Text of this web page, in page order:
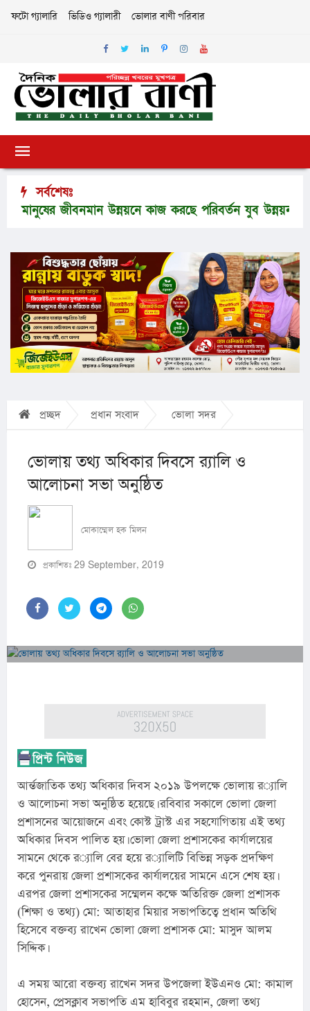
ফটো গ্যালারি ভিডিও গ্যালারী ভোলার বাণী পরিবার
সর্বশেষঃ
জীবনমান উন্নয়নে কাজ করছে পরিবর্তন যুব উন্নয়ন সংস্থা
প্রচ্ছদ প্রধান সংবাদ ভোলা সদর
ভোলায় তথ্য অধিকার দিবসে র‌্যালি ও
আলোচনা সভা অনুষ্ঠিত
মোকাম্মেল হক মিলন
প্রকাশিতঃ 29 September, 2019
আর্ন্তজাতিক তথ্য অধিকার দিবস ২০১৯ উপলক্ষে ভোলায় র‌্যালি
ও আলোচনা সভা অনুষ্ঠিত হয়েছে। রবিবার সকালে ভোলা জেলা
প্রশাসনের আয়োজনে এবং কোস্ট ট্রাস্ট এর সহযোগিতায় এই তথ্য
অধিকার দিবস পালিত হয়। ভোলা জেলা প্রশাসকের কার্যালয়ের
সামনে থেকে র‌্যালি বের হয়ে র‌্যালিটি বিভিন্ন সড়ক প্রদক্ষিণ
করে পুনরায় জেলা প্রশাসকের কার্যালয়ের সামনে এসে শেষ হয়।
এরপর জেলা প্রশাসকের সম্মেলন কক্ষে অতিরিক্ত জেলা প্রশাসক
(শিক্ষা ও তথ্য) মো: আতাহার মিয়ার সভাপতিত্বে প্রধান অতিথি
হিসেবে বক্তব্য রাখেন ভোলা জেলা প্রশাসক মো: মাসুদ আলম
সিদ্দিক।
এ সময় আরো বক্তব্য রাখেন সদর উপজেলা ইউএনও মো: কামাল
হোসেন, প্রেসক্লাব সভাপতি এম হাবিবুর রহমান, জেলা তথ্য